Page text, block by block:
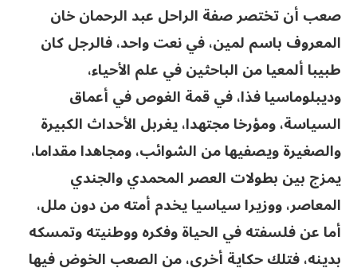
صعب أن تختصر صفة الراحل عبد الرحمان خان
المعروف باسم لمين، في نعت واحد، فالرجل كان
طبيبا ألمعيا من الباحثين في علم الأحياء،
وديبلوماسيا فذا، في قمة الغوص في أعماق
السياسة، ومؤرخا مجتهدا، يغربل الأحداث الكبيرة
والصغيرة ويصفيها من الشوائب، ومجاهدا مقداما،
يمزج بين بطولات العصر المحمدي والجندي
المعاصر، ووزيرا سياسيا يخدم أمته من دون ملل،
أما عن فلسفته في الحياة وفكره ووطنيته وتمسكه
بدينه، فتلك حكاية أخرى، من الصعب الخوض فيها